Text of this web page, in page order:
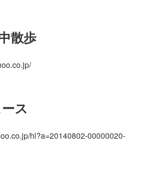
散歩
ス
hl?a=20140802-00000020-